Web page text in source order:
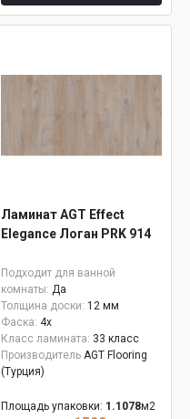
Ламинат AGT Effect
Elegance Логан PRK 914
Подходит для ванной
комнаты: Да
Толщина доски: 12 мм
Фаска: 4x
Класс ламината: 33 класс
Производитель AGT Flooring
(Турция)
Площадь упаковки: 1.1078м2